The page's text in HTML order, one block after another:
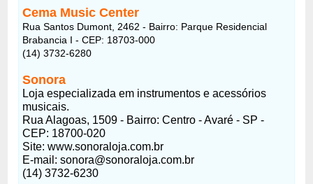
Cema Music Center
Rua Santos Dumont, 2462 - Bairro: Parque Residencial
Brabancia I - CEP: 18703-000
(14) 3732-6280
Sonora
Loja especializada em instrumentos e acessórios
musicais.
Rua Alagoas, 1509 - Bairro: Centro - Avaré - SP -
CEP: 18700-020
Site: www.sonoraloja.com.br
E-mail: sonora@sonoraloja.com.br
(14) 3732-6230